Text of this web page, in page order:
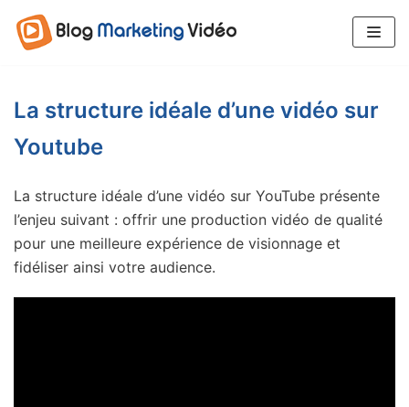
Aller
au
La structure idéale d’une vidéo sur
Youtube
La structure idéale d’une vidéo sur YouTube présente
l’enjeu suivant : offrir une production vidéo de qualité
pour une meilleure expérience de visionnage et
fidéliser ainsi votre audience.